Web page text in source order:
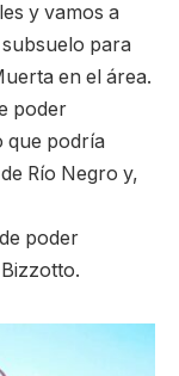
y vamos a
para
en el área.
poder
que podría
Río Negro y,
poder